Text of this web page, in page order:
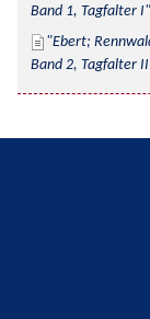
Band 1, Tagfalter I
Ebert;
Band 2, Tagfalter II